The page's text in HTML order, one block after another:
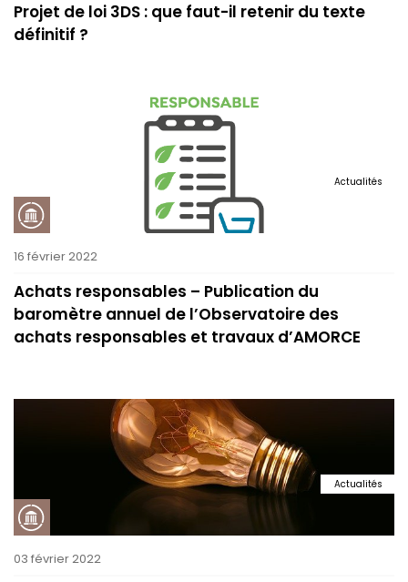
Projet de loi 3DS : que faut-il retenir du texte
définitif ?
Actualités
16 février 2022
Achats responsables – Publication du
baromètre annuel de l’Observatoire des
achats responsables et travaux d’AMORCE
Actualités
03 février 2022